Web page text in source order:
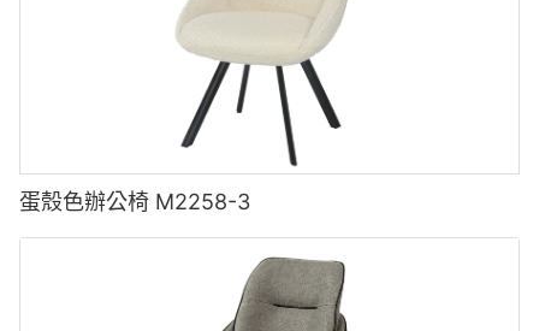
蛋殼色辦公椅 M2258-3